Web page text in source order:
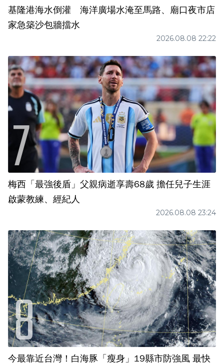
基隆港海水倒灌 海洋廣場水淹至馬路、廟口夜市店
家急築沙包牆擋水
2026.08.08 22:22
梅西「最強後盾」父親病逝享壽68歲 擔任兒子生涯
啟蒙教練、經紀人
2026.08.08 23:24
今最靠近台灣！白海豚「瘦身」19縣市防強風 最快